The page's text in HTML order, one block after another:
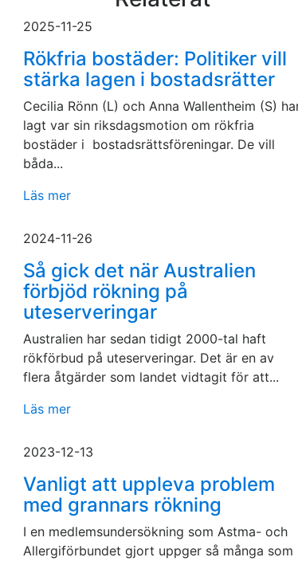
2025-11-25
Rökfria bostäder: Politiker vill
stärka lagen i bostadsrätter
Cecilia Rönn (L) och Anna Wallentheim (S)
lagt var sin riksdagsmotion om rökfria
bostäder i bostadsrättsföreningar. De vill
båda...
Läs mer
2024-11-26
Så gick det när Australien
förbjöd rökning på
uteserveringar
Australien har sedan tidigt 2000-tal haft
rökförbud på uteserveringar. Det är en av
flera åtgärder som landet vidtagit för att...
Läs mer
2023-12-13
Vanligt att uppleva problem
med grannars rökning
I en medlemsundersökning som Astma- och
Allergiförbundet gjort uppger så många som